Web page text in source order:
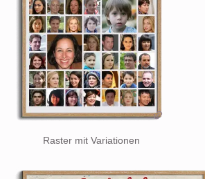
Raster mit Variationen